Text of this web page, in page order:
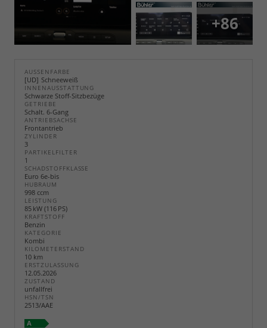
+86
AUSSENFARBE
UD Schneeweiß
INNENAUSSTATTUNG
Schwarze Stoff-Sitzbezüge
GETRIEBE
Schalt. 6-Gang
ANTRIEBSACHSE
Frontantrieb
ZYLINDER
3
PARTIKELFILTER
1
SCHADSTOFFKLASSE
Euro 6e-bis
HUBRAUM
998 ccm
LEISTUNG
85 kW (116 PS)
KRAFTSTOFF
Benzin
KATEGORIE
Kombi
KILOMETERSTAND
10 km
ERSTZULASSUNG
12.05.2026
ZUSTAND
unfallfrei
HSN/TSN
2513/AAE